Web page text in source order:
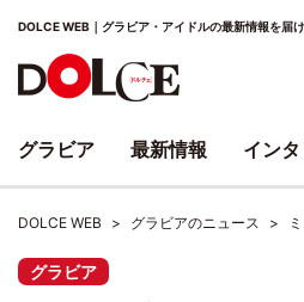
DOLCE WEB｜グラビア・アイドルの最新情報を届
DOLCE WEB グラビアのニュース
グラビア
グラビア 最新情報 イン